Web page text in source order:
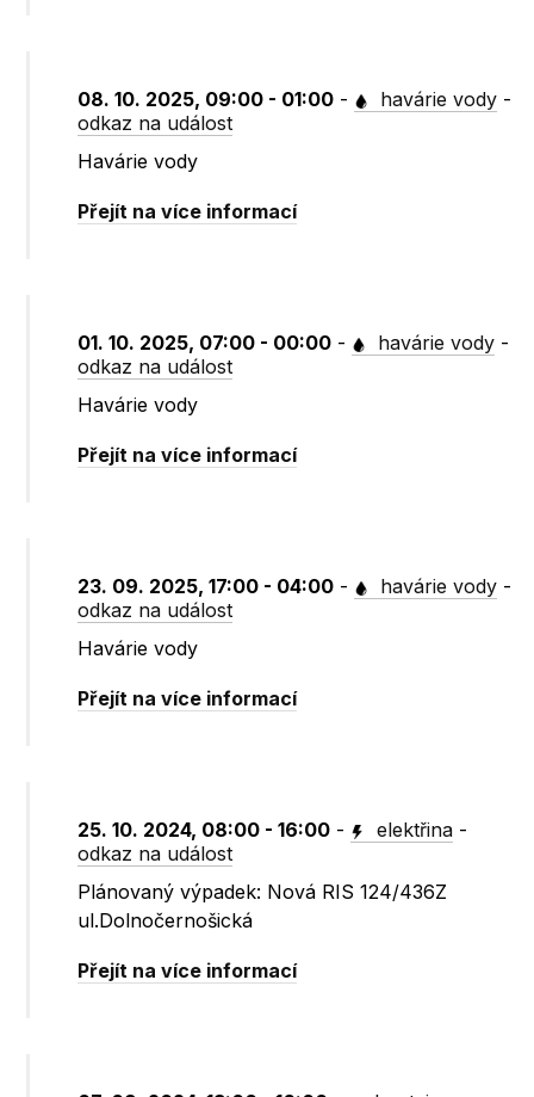
08. 10. 2025, 09:00 - 01:00 - havárie vody -
odkaz na událost
Havárie vody
Přejít na více informací
01. 10. 2025, 07:00 - 00:00 - havárie vody -
odkaz na událost
Havárie vody
Přejít na více informací
23. 09. 2025, 17:00 - 04:00 - havárie vody -
odkaz na událost
Havárie vody
Přejít na více informací
25. 10. 2024, 08:00 - 16:00 - elektřina -
odkaz na událost
Plánovaný výpadek: Nová RIS 124/436Z
ul.Dolnočernošická
Přejít na více informací